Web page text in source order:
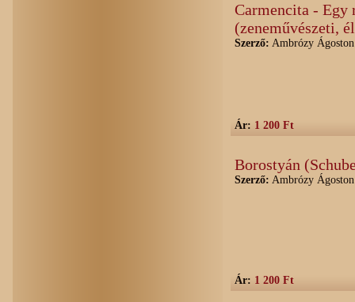
Carmencita - Egy
(zeneművészeti,
Szerző: Ambrózy Ágoston
Ár: 1 200 Ft
Borostyán
Szerző: Ambrózy Ágoston
Ár: 1 200 Ft